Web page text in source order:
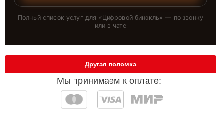
Полный список услуг для «Цифровой бинокль» — по звонку
или в чате
Мы принимаем к оплате:
Другая поломка